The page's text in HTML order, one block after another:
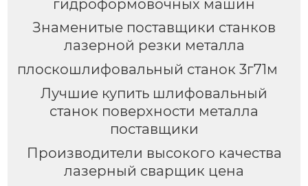
гидроформовочных машин
Знаменитые поставщики станков
лазерной резки металла
плоскошлифовальный станок 3г71м
Лучшие купить шлифовальный
станок поверхности металла
поставщики
Производители высокого качества
лазерный сварщик цена